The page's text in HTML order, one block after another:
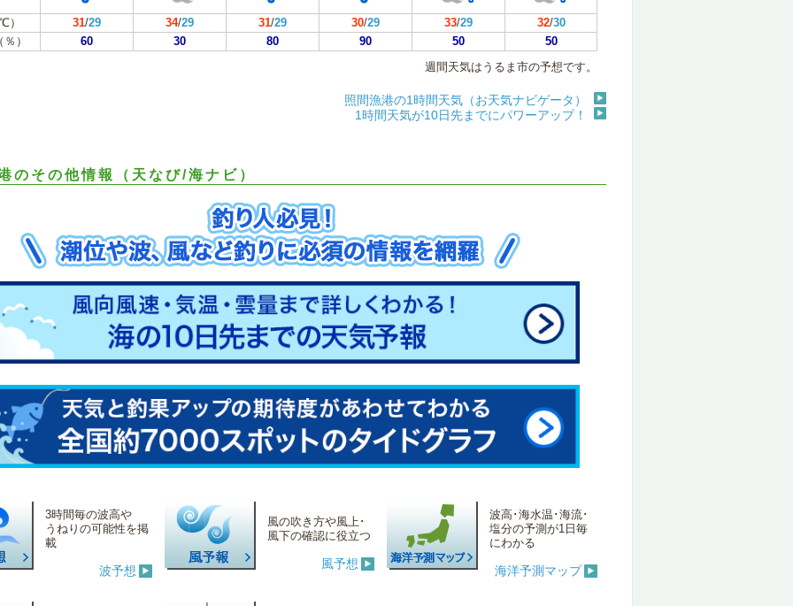
31/29 34/29 31/29 30/29 33/29 32/30
）
60 30 80 90 50
50
週間天気はうるま市の予想です。
照間漁港の1時間天気（お天気ナビゲータ）
1時間天気が10日先までにパワーアップ！
のその他情報（天なび/海ナビ）
3時間毎の波高や
うねりの可能性を掲
載
波予想
風の吹き方や風上･
風下の確認に役立つ
風予想
波高･海水温･海流･
塩分の予測が1日毎
にわかる
海洋予測マップ